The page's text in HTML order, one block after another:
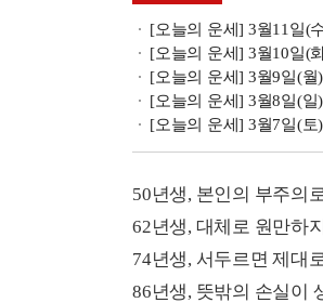
[오늘의 운세] 3월11일(
[오늘의 운세] 3월10일(
[오늘의 운세] 3월9일(월
[오늘의 운세] 3월8일(일
[오늘의 운세] 3월7일(토
50년생, 본인의 부주의
62년생, 대체로 원만하
74년생, 서두르면 제대
86년생, 뜻밖의 손실이